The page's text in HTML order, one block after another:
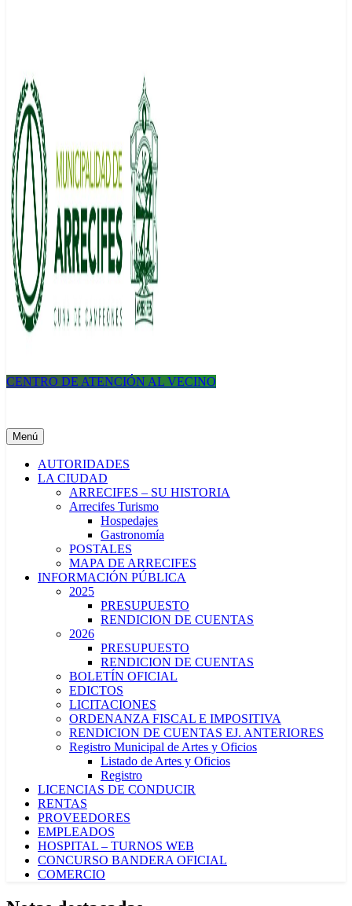
CENTRO DE ATENCIÓN AL VECINO
Menú
AUTORIDADES
LA CIUDAD
ARRECIFES – SU HISTORIA
Arrecifes Turismo
Hospedajes
Gastronomía
POSTALES
MAPA DE ARRECIFES
INFORMACIÓN PÚBLICA
2025
PRESUPUESTO
RENDICION DE CUENTAS
2026
PRESUPUESTO
RENDICION DE CUENTAS
BOLETÍN OFICIAL
EDICTOS
LICITACIONES
ORDENANZA FISCAL E IMPOSITIVA
RENDICION DE CUENTAS EJ. ANTERIORES
Registro Municipal de Artes y Oficios
Listado de Artes y Oficios
Registro
LICENCIAS DE CONDUCIR
RENTAS
PROVEEDORES
EMPLEADOS
HOSPITAL – TURNOS WEB
CONCURSO BANDERA OFICIAL
COMERCIO